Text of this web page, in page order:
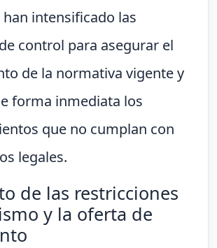
intensificado las
control para asegurar el
de la normativa vigente y
forma inmediata los
que no cumplan con
legales.
de las restricciones
y la oferta de